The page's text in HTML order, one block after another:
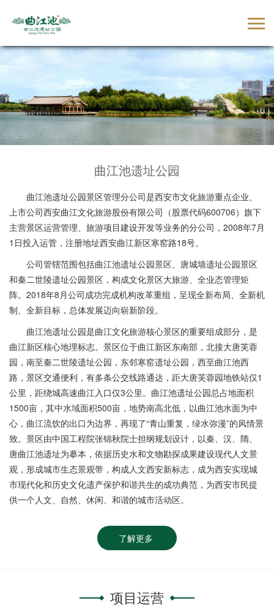
曲江池遗址公园
曲江池遗址公园景区管理分公司是西安市文化旅游重点企业、
上市公司西安曲江文化旅游股份有限公司（股票代码600706）旗下
主营景区运营管理、旅游项目建设开发等业务的分公司，2008年7月
1日投入运菅，注册地址西安曲江新区寒窑路18号。
公司管辖范围包括曲江池遗址公园景区、唐城墙遗址公园景区
和秦二世陵遗址公园景区，构成文化景区大旅游、全业态管理矩
阵。2018年8月公司成功完成机构改革重组，呈现全新布局、全新机
制、全新目标，总体发展迈向崭新阶段。
曲江池遗址公园是曲江文化旅游核心景区的重要组成部分，是
曲江新区核心地理标志。景区位于曲江新区东南部，北接大唐芙蓉
园，南至秦二世陵遗址公园，东邻寒窑遗址公园，西至曲江池西
路，景区交通便利，有多条公交线路通达，距大唐芙蓉园地铁站仅1
公里，距绕城高速曲江入口仅3公里。曲江池遗址公园总占地面积
1500亩，其中水域面积500亩，地势南高北低，以曲江池水面为中
心，曲江流饮的出口为边界，再现了“青山重复，绿水弥漫”的风情景
致。景区由中国工程院张锦秋院士担纲规划设计，以秦、汉、隋、
唐曲江池遗址为摹本，依据历史水和文物勘探成果建设现代人文景
观，形成城市生态景观带，构成人文西安新标志，成为西安实现城
市现代化和历史文化遗产保护和谐共生的成功典范，为西安市民提
供一个人文、自然、休闲、和谐的城市活动区。
了解更多
项目运营